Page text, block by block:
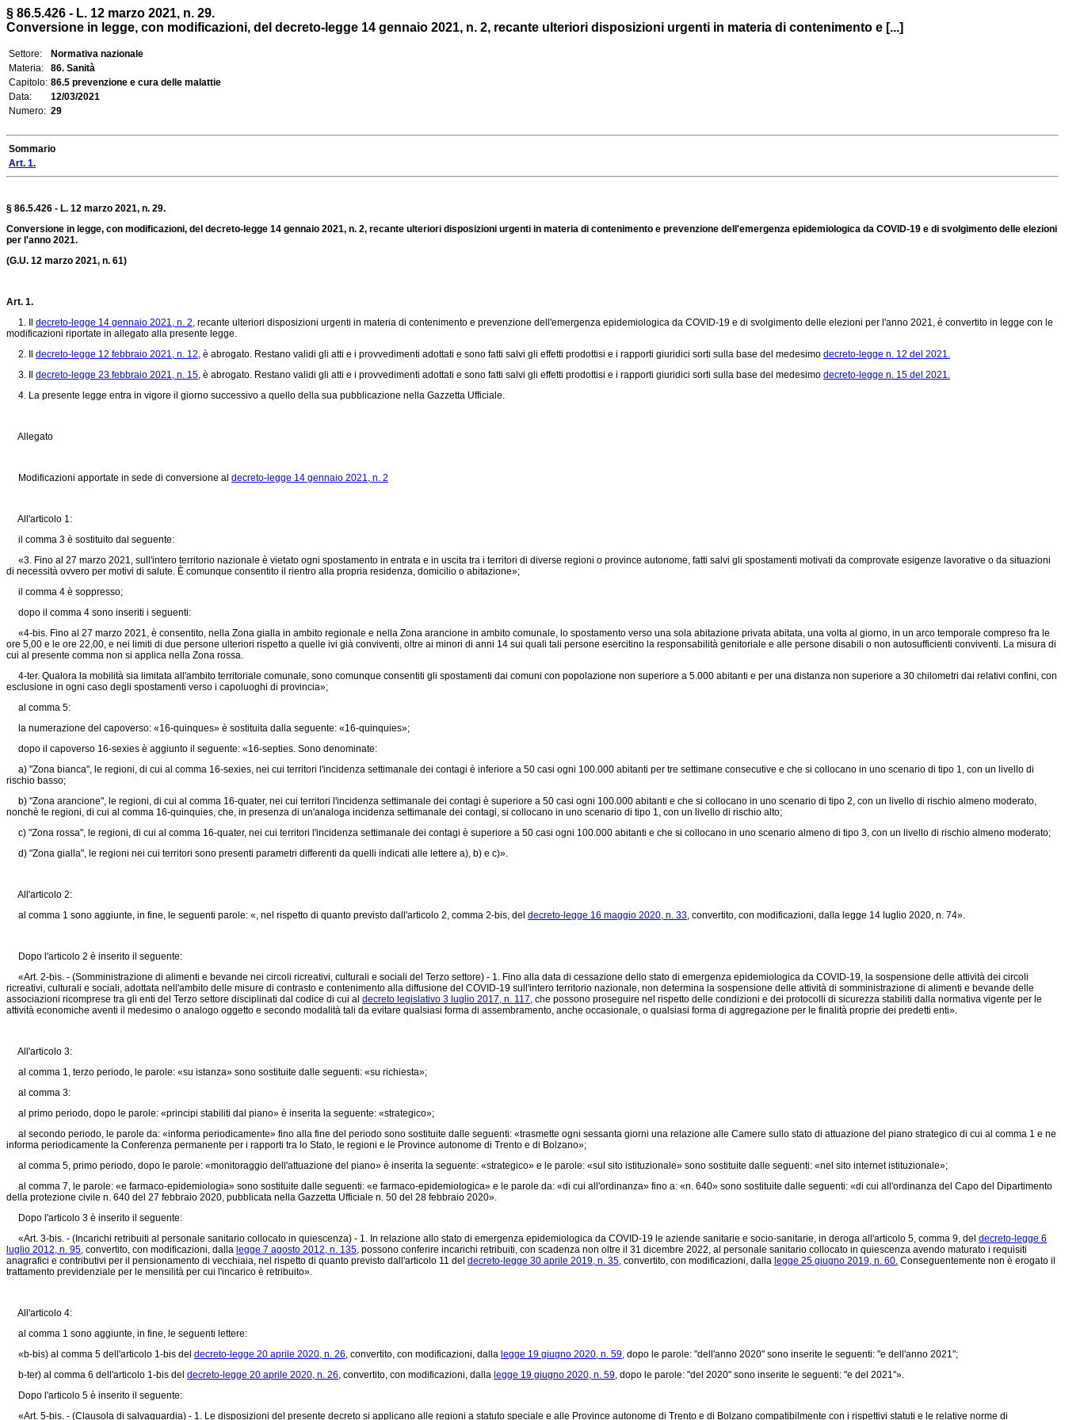
§ 86.5.426 - L. 12 marzo 2021, n. 29.
Conversione in legge, con modificazioni, del decreto-legge 14 gennaio 2021, n. 2, recante ulteriori disposizioni urgenti in materia di contenimento e [...]
Settore:
Normativa nazionale
Materia:
86. Sanità
Capitolo: 86.5 prevenzione e cura delle malattie
Data:
12/03/2021
Numero: 29
Sommario
Art. 1.
§ 86.5.426 - L. 12 marzo 2021, n. 29.
Conversione in legge, con modificazioni, del decreto-legge 14 gennaio 2021, n. 2, recante ulteriori disposizioni urgenti in materia di contenimento e prevenzione dell'emergenza epidemiologica da COVID-19 e di svolgimento delle elezioni
per l'anno 2021.
(G.U. 12 marzo 2021, n. 61)
Art. 1.
1. Il decreto-legge 14 gennaio 2021, n. 2, recante ulteriori disposizioni urgenti in materia di contenimento e prevenzione dell'emergenza epidemiologica da COVID-19 e di svolgimento delle elezioni per l'anno 2021, è convertito in legge con le
modificazioni riportate in allegato alla presente legge.
2. Il decreto-legge 12 febbraio 2021, n. 12, è abrogato. Restano validi gli atti e i provvedimenti adottati e sono fatti salvi gli effetti prodottisi e i rapporti giuridici sorti sulla base del medesimo decreto-legge n. 12 del 2021.
3. Il decreto-legge 23 febbraio 2021, n. 15, è abrogato. Restano validi gli atti e i provvedimenti adottati e sono fatti salvi gli effetti prodottisi e i rapporti giuridici sorti sulla base del medesimo decreto-legge n. 15 del 2021.
4. La presente legge entra in vigore il giorno successivo a quello della sua pubblicazione nella Gazzetta Ufficiale.
Allegato
Modificazioni apportate in sede di conversione al decreto-legge 14 gennaio 2021, n. 2
All'articolo 1:
il comma 3 è sostituito dal seguente:
«3. Fino al 27 marzo 2021, sull'intero territorio nazionale è vietato ogni spostamento in entrata e in uscita tra i territori di diverse regioni o province autonome, fatti salvi gli spostamenti motivati da comprovate esigenze lavorative o da situazioni
di necessità ovvero per motivi di salute. È comunque consentito il rientro alla propria residenza, domicilio o abitazione»;
il comma 4 è soppresso;
dopo il comma 4 sono inseriti i seguenti:
«4-bis. Fino al 27 marzo 2021, è consentito, nella Zona gialla in ambito regionale e nella Zona arancione in ambito comunale, lo spostamento verso una sola abitazione privata abitata, una volta al giorno, in un arco temporale compreso fra le
ore 5,00 e le ore 22,00, e nei limiti di due persone ulteriori rispetto a quelle ivi già conviventi, oltre ai minori di anni 14 sui quali tali persone esercitino la responsabilità genitoriale e alle persone disabili o non autosufficienti conviventi. La misura di
cui al presente comma non si applica nella Zona rossa.
4-ter. Qualora la mobilità sia limitata all'ambito territoriale comunale, sono comunque consentiti gli spostamenti dai comuni con popolazione non superiore a 5.000 abitanti e per una distanza non superiore a 30 chilometri dai relativi confini, con
esclusione in ogni caso degli spostamenti verso i capoluoghi di provincia»;
al comma 5:
la numerazione del capoverso: «16-quinques» è sostituita dalla seguente: «16-quinquies»;
dopo il capoverso 16-sexies è aggiunto il seguente: «16-septies. Sono denominate:
a) "Zona bianca", le regioni, di cui al comma 16-sexies, nei cui territori l'incidenza settimanale dei contagi è inferiore a 50 casi ogni 100.000 abitanti per tre settimane consecutive e che si collocano in uno scenario di tipo 1, con un livello di
rischio basso;
b) "Zona arancione", le regioni, di cui al comma 16-quater, nei cui territori l'incidenza settimanale dei contagi è superiore a 50 casi ogni 100.000 abitanti e che si collocano in uno scenario di tipo 2, con un livello di rischio almeno moderato,
nonchè le regioni, di cui al comma 16-quinquies, che, in presenza di un'analoga incidenza settimanale dei contagi, si collocano in uno scenario di tipo 1, con un livello di rischio alto;
c) "Zona rossa", le regioni, di cui al comma 16-quater, nei cui territori l'incidenza settimanale dei contagi è superiore a 50 casi ogni 100.000 abitanti e che si collocano in uno scenario almeno di tipo 3, con un livello di rischio almeno moderato;
d) "Zona gialla", le regioni nei cui territori sono presenti parametri differenti da quelli indicati alle lettere a), b) e c)».
All'articolo 2:
al comma 1 sono aggiunte, in fine, le seguenti parole: «, nel rispetto di quanto previsto dall'articolo 2, comma 2-bis, del decreto-legge 16 maggio 2020, n. 33, convertito, con modificazioni, dalla legge 14 luglio 2020, n. 74».
Dopo l'articolo 2 è inserito il seguente:
«Art. 2-bis. - (Somministrazione di alimenti e bevande nei circoli ricreativi, culturali e sociali del Terzo settore) - 1. Fino alla data di cessazione dello stato di emergenza epidemiologica da COVID-19, la sospensione delle attività dei circoli
ricreativi, culturali e sociali, adottata nell'ambito delle misure di contrasto e contenimento alla diffusione del COVID-19 sull'intero territorio nazionale, non determina la sospensione delle attività di somministrazione di alimenti e bevande delle
associazioni ricomprese tra gli enti del Terzo settore disciplinati dal codice di cui al decreto legislativo 3 luglio 2017, n. 117, che possono proseguire nel rispetto delle condizioni e dei protocolli di sicurezza stabiliti dalla normativa vigente per le
attività economiche aventi il medesimo o analogo oggetto e secondo modalità tali da evitare qualsiasi forma di assembramento, anche occasionale, o qualsiasi forma di aggregazione per le finalità proprie dei predetti enti».
All'articolo 3:
al comma 1, terzo periodo, le parole: «su istanza» sono sostituite dalle seguenti: «su richiesta»;
al comma 3:
al primo periodo, dopo le parole: «principi stabiliti dal piano» è inserita la seguente: «strategico»;
al secondo periodo, le parole da: «informa periodicamente» fino alla fine del periodo sono sostituite dalle seguenti: «trasmette ogni sessanta giorni una relazione alle Camere sullo stato di attuazione del piano strategico di cui al comma 1 e ne
informa periodicamente la Conferenza permanente per i rapporti tra lo Stato, le regioni e le Province autonome di Trento e di Bolzano»;
al comma 5, primo periodo, dopo le parole: «monitoraggio dell'attuazione del piano» è inserita la seguente: «strategico» e le parole: «sul sito istituzionale» sono sostituite dalle seguenti: «nel sito internet istituzionale»;
al comma 7, le parole: «e farmaco-epidemiologia» sono sostituite dalle seguenti: «e farmaco-epidemiologica» e le parole da: «di cui all'ordinanza» fino a: «n. 640» sono sostituite dalle seguenti: «di cui all'ordinanza del Capo del Dipartimento
della protezione civile n. 640 del 27 febbraio 2020, pubblicata nella Gazzetta Ufficiale n. 50 del 28 febbraio 2020».
Dopo l'articolo 3 è inserito il seguente:
«Art. 3-bis. - (Incarichi retribuiti al personale sanitario collocato in quiescenza) - 1. In relazione allo stato di emergenza epidemiologica da COVID-19 le aziende sanitarie e socio-sanitarie, in deroga all'articolo 5, comma 9, del decreto-legge 6
luglio 2012, n. 95, convertito, con modificazioni, dalla legge 7 agosto 2012, n. 135, possono conferire incarichi retribuiti, con scadenza non oltre il 31 dicembre 2022, al personale sanitario collocato in quiescenza avendo maturato i requisiti
anagrafici e contributivi per il pensionamento di vecchiaia, nel rispetto di quanto previsto dall'articolo 11 del decreto-legge 30 aprile 2019, n. 35, convertito, con modificazioni, dalla legge 25 giugno 2019, n. 60. Conseguentemente non è erogato il
trattamento previdenziale per le mensilità per cui l'incarico è retribuito».
All'articolo 4:
al comma 1 sono aggiunte, in fine, le seguenti lettere:
«b-bis) al comma 5 dell'articolo 1-bis del decreto-legge 20 aprile 2020, n. 26, convertito, con modificazioni, dalla legge 19 giugno 2020, n. 59, dopo le parole: "dell'anno 2020" sono inserite le seguenti: "e dell'anno 2021";
b-ter) al comma 6 dell'articolo 1-bis del decreto-legge 20 aprile 2020, n. 26, convertito, con modificazioni, dalla legge 19 giugno 2020, n. 59, dopo le parole: "del 2020" sono inserite le seguenti: "e del 2021"».
Dopo l'articolo 5 è inserito il seguente:
«Art. 5-bis. - (Clausola di salvaguardia) - 1. Le disposizioni del presente decreto si applicano alle regioni a statuto speciale e alle Province autonome di Trento e di Bolzano compatibilmente con i rispettivi statuti e le relative norme di